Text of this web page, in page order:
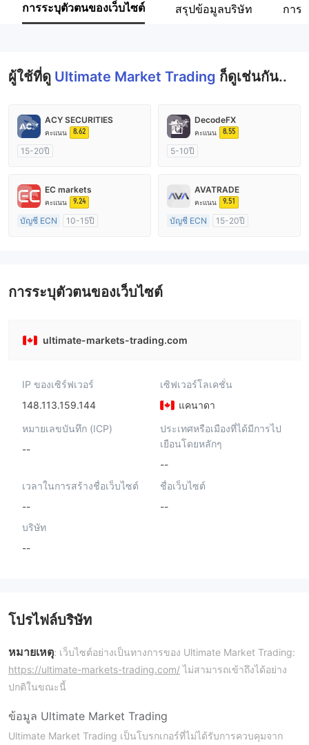
ชื่อบริษัท
การระบุตัวตนของเว็บไซต์ สรุปข้อมูลบริษัท การ
ผู้ใช้ที่ดู Ultimate Market Trading ก็ดูเช่นกัน..
ACY SECURITIES
คะแนน 8.62
15-20ปี
ใบอนุญาต MT4 แบบเต็ม
DecodeFX
คะแนน 8.55
5-10ปี
ใบอนุญาต MT4 แบบเต็ม
EC markets
คะแนน 9.24
บัญชี ECN
10-15ปี
AVATRADE
คะแนน 9.51
บัญชี ECN
15-20ปี
การระบุตัวตนของเว็บไซต์
ultimate-markets-trading.com
IP ของเซิร์ฟเวอร์
148.113.159.144
เซิฟเวอร์โลเคชั่น
แคนาดา
หมายเลขบันทึก (ICP)
--
ประเทศหรือเมืองที่ได้มีการไป
เยือนโดยหลักๆ
--
เวลาในการสร้างชื่อเว็บไซต์
--
ชื่อเว็บไซต์
--
บริษัท
--
โปรไฟล์บริษัท
หมายเหตุ: เว็บไซต์อย่างเป็นทางการของ Ultimate Market Trading:
https://ultimate-markets-trading.com/ไม่สามารถเข้าถึงได้อย่าง
ปกติในขณะนี้
ข้อมูล Ultimate Market Trading
Ultimate Market Trading เป็นโบรกเกอร์ที่ไม่ได้รับการควบคุมจาก